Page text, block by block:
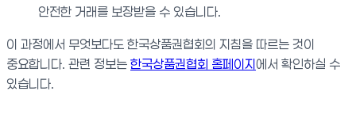
안전한 거래를 보장받을 수 있습니다.
이 과정에서 무엇보다도 한국상품권협회의 지침을 따르는 것이
중요합니다. 관련 정보는 한국상품권협회 홈페이지에서 확인하실 수
있습니다.